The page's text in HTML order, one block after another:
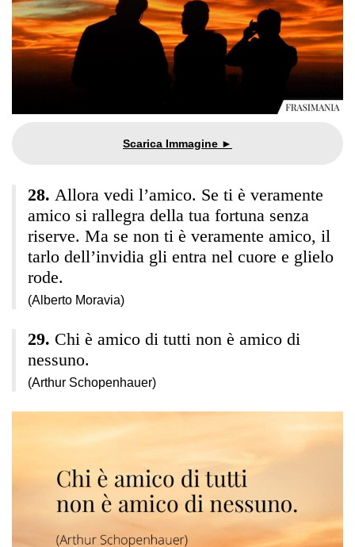
Allora vedi l’amico. Se ti è veramente
amico si rallegra della tua fortuna senza
riserve. Ma se non ti è veramente amico, il
tarlo dell’invidia gli entra nel cuore e glielo
rode.
(Alberto Moravia)
Chi è amico di tutti non è amico di
nessuno.
(Arthur Schopenhauer)